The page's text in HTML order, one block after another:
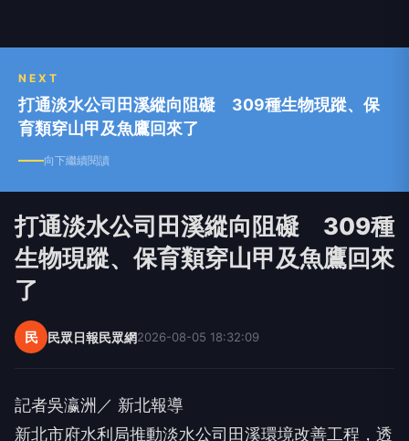
刀」的精神為宗旨，以社會脈動和民意主流為依
NEXT
打通淡水公司田溪縱向阻礙 309種生物現蹤、保
育類穿山甲及魚鷹回來了
向下繼續閱讀
打通淡水公司田溪縱向阻礙 309種
生物現蹤、保育類穿山甲及魚鷹回來
了
民 民眾日報民眾網2026-08-05 18:32:09
記者吳瀛洲／ 新北報導
新北市府水利局推動淡水公司田溪環境改善工程，透